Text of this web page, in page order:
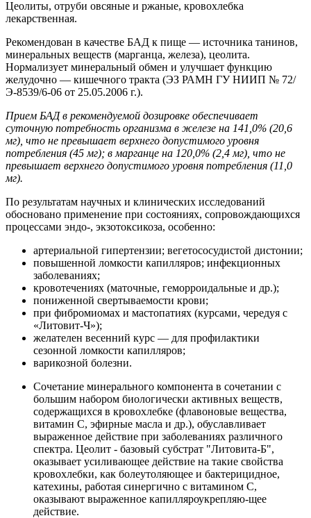
Цеолиты, отруби овсяные и ржаные, кровохлебка
лекарственная.
Рекомендован в качестве БАД к пище — источника танинов,
минеральных веществ (марганца, железа), цеолита.
Нормализует минеральный обмен и улучшает функцию
желудочно — кишечного тракта (ЭЗ РАМН ГУ НИИП № 72/
Э-8539/6-06 от 25.05.2006 г.).
Прием БАД в рекомендуемой дозировке обеспечивает
суточную потребность организма в железе на 141,0% (20,6
мг), что не превышает верхнего допустимого уровня
потребления (45 мг); в марганце на 120,0% (2,4 мг), что не
превышает верхнего допустимого уровня потребления (11,0
мг).
По результатам научных и клинических исследований
обосновано применение при состояниях, сопровождающихся
процессами эндо-, экзотоксикоза, особенно:
артериальной гипертензии; вегетососудистой дистонии;
повышенной ломкости капилляров; инфекционных
заболеваниях;
кровотечениях (маточные, геморроидальные и др.);
пониженной свертываемости крови;
при фибромиомах и мастопатиях (курсами, чередуя с
«Литовит-Ч»);
желателен весенний курс — для профилактики
сезонной ломкости капилляров;
варикозной болезни.
Сочетание минерального компонента в сочетании с
большим набором биологически активных веществ,
содержащихся в кровохлебке (флавоновые вещества,
витамин C, эфирные масла и др.), обуславливает
выраженное действие при заболеваниях различного
спектра. Цеолит - базовый субстрат "Литовита-Б",
оказывает усиливающее действие на такие свойства
кровохлебки, как болеутоляющее и бактерицидное,
катехины, работая синергично с витамином С,
оказывают выраженное капилляроукрепляю-щее
действие.